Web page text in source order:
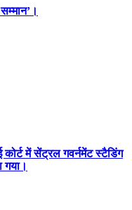
कोर्ट में सेंट्रल गवर्नमेंट स्टैडिंग
गया।